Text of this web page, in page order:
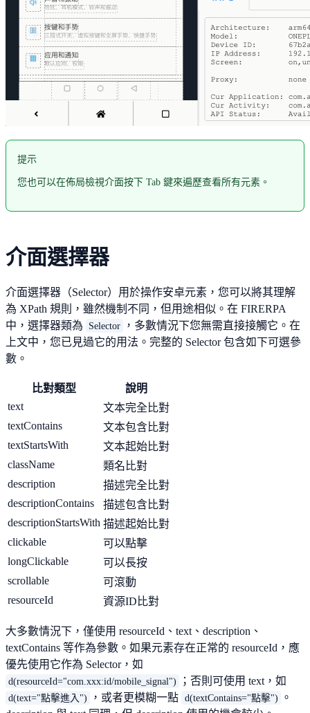
提示
您也可以在佈局檢視介面按下 Tab 鍵來遍歷查看所有元素。
介面選擇器
介面選擇器（Selector）用於操作安卓元素，您可以將其理解
為 XPath 規則，雖然機制不同，但用途相似。在 FIRERPA
中，選擇器類為
Selector
，多數情況下您無需直接接觸它。在
上文中，您已見過它的用法。完整的 Selector 包含如下可選參
數。
比對類型
說明
text
文本完全比對
textContains
文本包含比對
textStartsWith
文本起始比對
className
類名比對
description
描述完全比對
descriptionContains
描述包含比對
descriptionStartsWith 描述起始比對
clickable
可以點擊
longClickable
可以長按
scrollable
可滾動
resourceId
資源ID比對
大多數情況下，僅使用 resourceId、text、description、
textContains 等作為參數。如果元素存在正常的 resourceId，應
優先使用它作為 Selector，如
d(resourceId="com.xxx:id/mobile_signal") ；否則可使用 text，如
d(text="點擊進入") ，或者更模糊一點 d(textContains="點擊")
。